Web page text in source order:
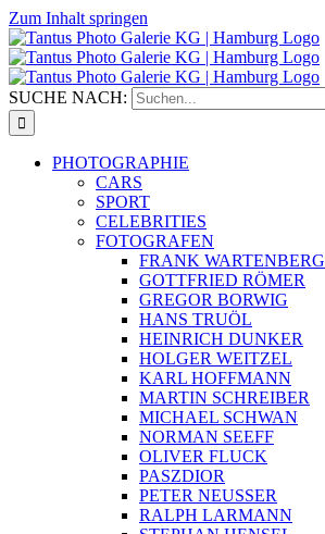
Zum Inhalt springen
SUCHE NACH:
PHOTOGRAPHIE
CARS
SPORT
CELEBRITIES
FOTOGRAFEN
FRANK WARTENBERG
GOTTFRIED RÖMER
GREGOR BORWIG
HANS TRUÖL
HEINRICH DUNKER
HOLGER WEITZEL
KARL HOFFMANN
MARTIN SCHREIBER
MICHAEL SCHWAN
NORMAN SEEFF
OLIVER FLUCK
PASZDIOR
PETER NEUSSER
RALPH LARMANN